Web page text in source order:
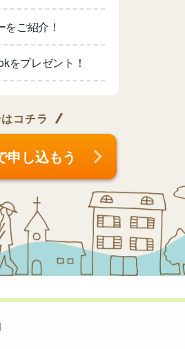
ご紹介！
をプレゼント！
コチラ
申し込もう